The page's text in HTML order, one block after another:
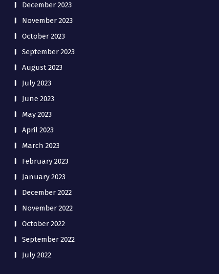
December 2023
November 2023
October 2023
September 2023
August 2023
July 2023
June 2023
May 2023
April 2023
March 2023
February 2023
January 2023
December 2022
November 2022
October 2022
September 2022
July 2022